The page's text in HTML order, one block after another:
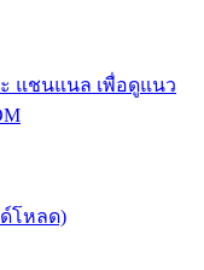
แชนแนล เพื่อดูแนว
โหลด)